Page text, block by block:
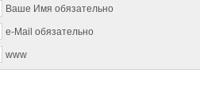
Ваше Имя обязательно
e-Mail обязательно
www